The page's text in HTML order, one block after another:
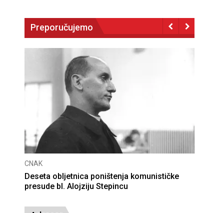
Preporučujemo
CNAK
Deseta obljetnica poništenja komunističke
presude bl. Alojziju Stepincu